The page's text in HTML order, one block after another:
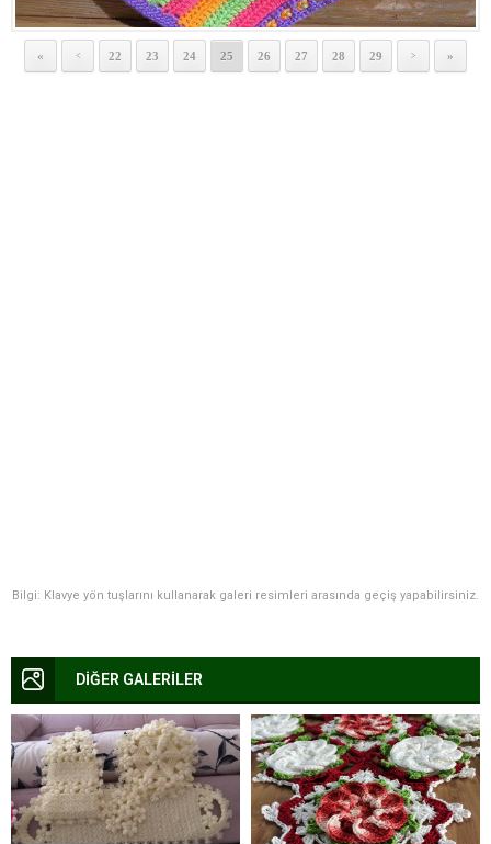
« < 22 23 24 25 26 27 28 29 > »
Bilgi: Klavye yön tuşlarını kullanarak galeri resimleri arasında geçiş yapabilirsiniz.
DİĞER GALERİLER